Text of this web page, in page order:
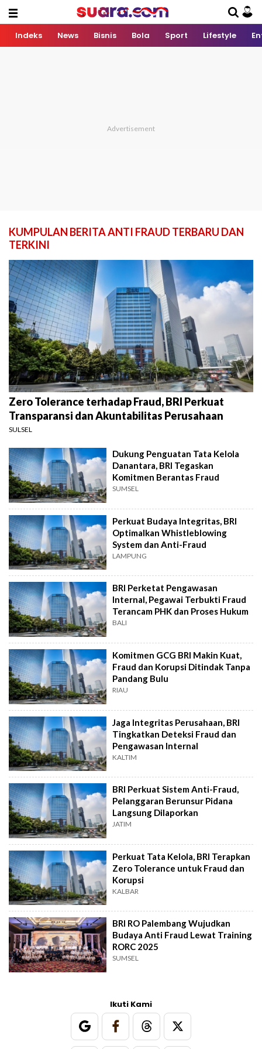
Indeks News Bisnis Bola Sport Lifestyle
KUMPULAN BERITA ANTI FRAUD TERBARU DAN
TERKINI
Zero Tolerance terhadap Fraud, BRI Perkuat
Transparansi dan Akuntabilitas Perusahaan
SULSEL
Dukung Penguatan Tata Kelola
Danantara, BRI Tegaskan
Komitmen Berantas Fraud
SUMSEL
Perkuat Budaya Integritas, BRI
Optimalkan Whistleblowing
System dan Anti-Fraud
LAMPUNG
BRI Perketat Pengawasan
Internal, Pegawai Terbukti Fraud
Terancam PHK dan Proses Hukum
BALI
Komitmen GCG BRI Makin Kuat,
Fraud dan Korupsi Ditindak Tanpa
Pandang Bulu
RIAU
Jaga Integritas Perusahaan, BRI
Tingkatkan Deteksi Fraud dan
Pengawasan Internal
KALTIM
BRI Perkuat Sistem Anti-Fraud,
Pelanggaran Berunsur Pidana
Langsung Dilaporkan
JATIM
Perkuat Tata Kelola, BRI Terapkan
Zero Tolerance untuk Fraud dan
Korupsi
KALBAR
BRI RO Palembang Wujudkan
Budaya Anti Fraud Lewat Training
RORC 2025
SUMSEL
Ikuti Kami